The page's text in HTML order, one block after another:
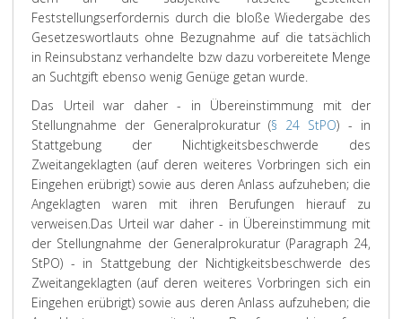
Feststellungserfordernis durch die bloße Wiedergabe des
Gesetzeswortlauts ohne Bezugnahme auf die tatsächlich
in Reinsubstanz verhandelte bzw dazu vorbereitete Menge
an Suchtgift ebenso wenig Genüge getan wurde.
Das Urteil war daher - in Übereinstimmung mit der
Stellungnahme der Generalprokuratur (§ 24 StPO) - in
Stattgebung der Nichtigkeitsbeschwerde des
Zweitangeklagten (auf deren weiteres Vorbringen sich ein
Eingehen erübrigt) sowie aus deren Anlass aufzuheben; die
Angeklagten waren mit ihren Berufungen hierauf zu
verweisen.Das Urteil war daher - in Übereinstimmung mit
der Stellungnahme der Generalprokuratur (Paragraph 24,
StPO) - in Stattgebung der Nichtigkeitsbeschwerde des
Zweitangeklagten (auf deren weiteres Vorbringen sich ein
Eingehen erübrigt) sowie aus deren Anlass aufzuheben; die